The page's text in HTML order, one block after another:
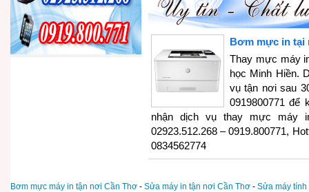
Bơm mực in tại
Thay mực máy
học Minh Hiền.
vụ tận nơi sau
0919800771 để
nhận dịch vụ thay mực máy
02923.512.268 – 0919.800771,
0834562774
Bơm mực máy in tận nơi Cần Thơ - Sửa máy in tận nơi Cần Thơ - Sửa máy